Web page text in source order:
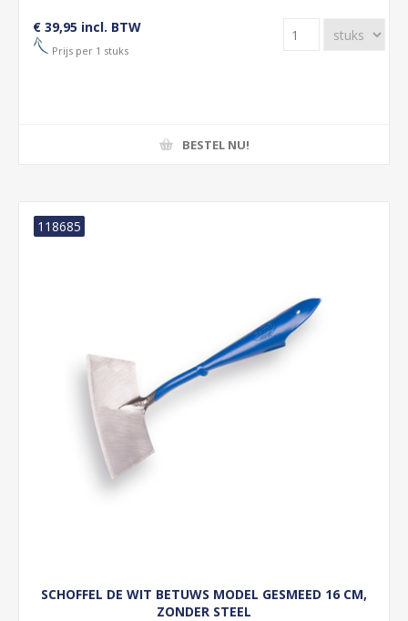
€ 39,95 incl. BTW
Prijs per 1 stuks
BESTEL NU!
SCHOFFEL DE WIT BETUWS MODEL GESMEED 16 CM,
ZONDER STEEL
118685